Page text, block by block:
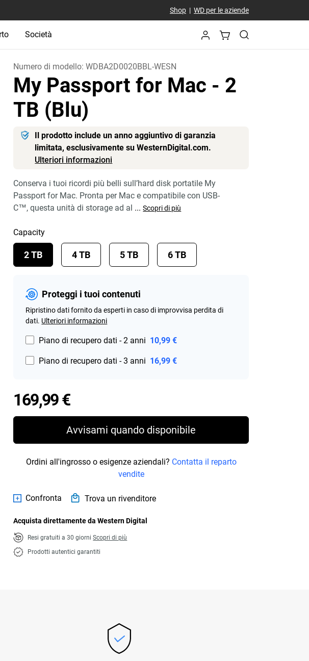
Shop| WD per le aziende
Società
Numero di modello:WDBA2D0020BBL-WESN
My Passport for Mac - 2
TB (Blu)
Il prodotto include un anno aggiuntivo di garanzia
limitata, esclusivamente su WesternDigital.com.
Ulteriori informazioni
Conserva i tuoi ricordi più belli sull’hard disk portatile My
Passport for Mac. Pronta per Mac e compatibile con USB-
C™, questa unità di storage ad al ... Scopri di più
Capacity
2 TB 4 TB 5 TB 6 TB
Proteggi i tuoi contenuti
Ripristino dati fornito da esperti in caso di improvvisa perdita di
dati. Ulteriori informazioni
Piano di recupero dati - 2 anni 10,99 €
Piano di recupero dati - 3 anni 16,99 €
169,99 €Price 169,99 €
Avvisami quando disponibile
Ordini all'ingrosso o esigenze aziendali? Contatta il reparto
vendite
Confronta Trova un rivenditore
Acquista direttamente da Western Digital
Resi gratuiti a 30 giorniScopri di più
Prodotti autentici garantiti